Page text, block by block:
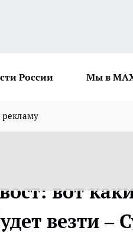
России Мы в
рекламу
вот
везти –